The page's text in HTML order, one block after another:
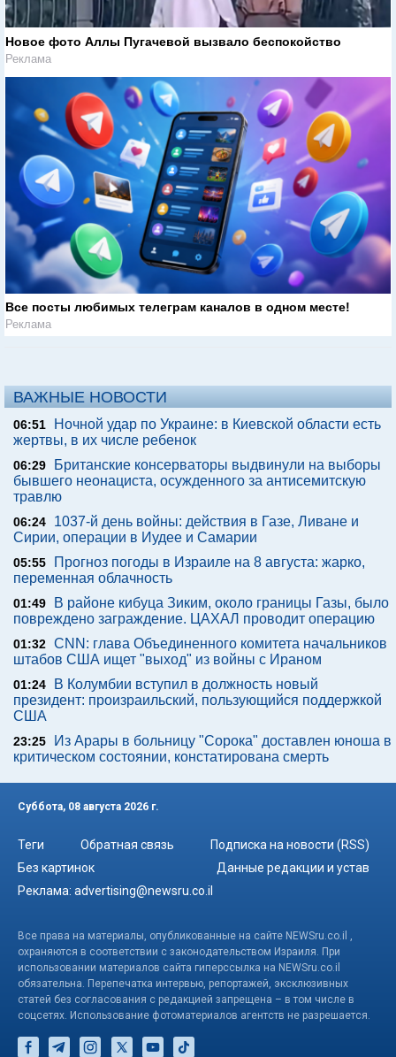
Новое фото Аллы Пугачевой вызвало беспокойство
Реклама
Все посты любимых телеграм каналов в одном месте!
Реклама
ВАЖНЫЕ НОВОСТИ
06:51
Ночной удар по Украине: в Киевской области есть
жертвы, в их числе ребенок
06:29
Британские консерваторы выдвинули на выборы
бывшего неонациста, осужденного за антисемитскую
травлю
06:24
1037-й день войны: действия в Газе, Ливане и
Сирии, операции в Иудее и Самарии
05:55
Прогноз погоды в Израиле на 8 августа: жарко,
переменная облачность
01:49
В районе кибуца Зиким, около границы Газы, было
повреждено заграждение. ЦАХАЛ проводит операцию
01:32 CNN: глава Объединенного комитета начальников
штабов США ищет "выход" из войны с Ираном
01:24
В Колумбии вступил в должность новый
президент: произраильский, пользующийся поддержкой
США
23:25
Из Арары в больницу "Сорока" доставлен юноша в
критическом состоянии, констатирована смерть
Суббота, 08 августа 2026 г.
Теги Обратная связь
Подписка на новости (RSS)
Без картинок
Данные редакции и устав
Реклама: advertising@newsru.co.il
Все права на материалы, опубликованные на сайте NEWSru.co.il ,
охраняются в соответствии с законодательством Израиля. При
использовании материалов сайта гиперссылка на NEWSru.co.il
обязательна. Перепечатка интервью, репортажей, эксклюзивных
статей без согласования с редакцией запрещена – в том числе в
соцсетях. Использование фотоматериалов агентств не разрешается.